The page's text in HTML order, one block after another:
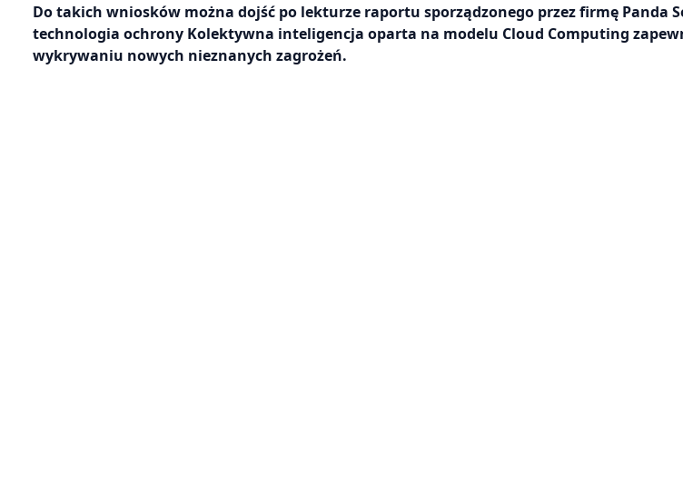
Do takich wniosków można dojść po lekturze raportu sporządzonego przez firmę Panda
technologia ochrony Kolektywna inteligencja oparta na modelu Cloud Computing
wykrywaniu nowych nieznanych zagrożeń.